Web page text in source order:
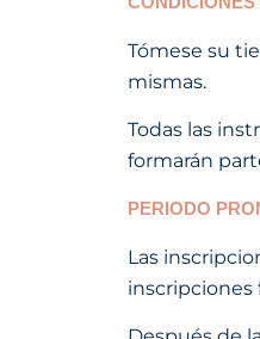
Tómese su
mismas.
Todas las
formarán
PERIODO
Las
inscripciones